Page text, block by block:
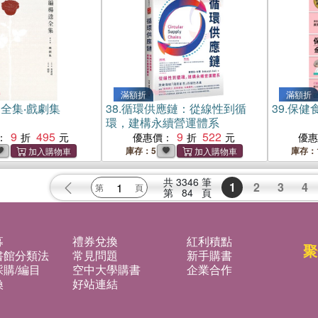
集‧戲劇集
9 495
滿額折
38.循環供應鏈：從線性到循
環，建構永續營運體系
優惠價： 9 522
庫存：5
滿額折
39.保健
優
庫存
共 3346 筆
第 84 頁 1 2 3 4
禮券兌換
紅利積點
分類法
常見問題
新手購書
/編目
空中大學購書
企業合作
好站連結